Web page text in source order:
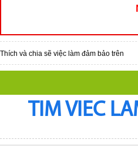
Thích và chia sẽ việc làm đảm bảo trên
TIM VIEC